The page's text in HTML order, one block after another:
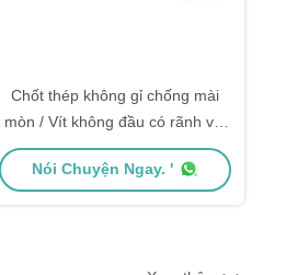
Chốt thép không gỉ chống mài
mòn / Vít không đầu có rãnh với
tay quay
Nói Chuyện Ngay. '